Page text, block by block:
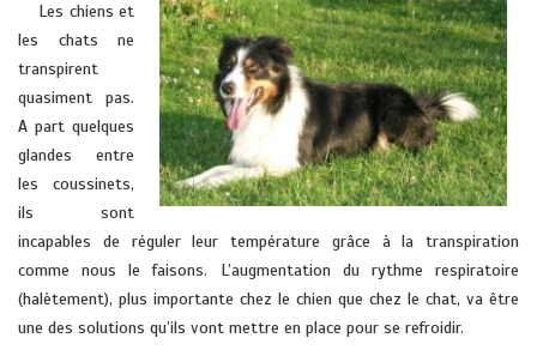
Les chiens et
les chats ne
transpirent
quasiment pas.
A part quelques
glandes entre
les coussinets,
ils sont
incapables de réguler leur température grâce à la transpiration
comme nous le faisons. L’augmentation du rythme respiratoire
(halètement), plus importante chez le chien que chez le chat, va être
une des solutions qu’ils vont mettre en place pour se refroidir.